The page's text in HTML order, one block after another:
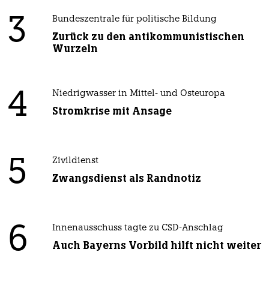
3 Bundeszentrale für politische Bildung
Zurück zu den antikommunistischen
Wurzeln
4 Niedrigwasser in Mittel- und Osteuropa
Stromkrise mit Ansage
5 Zivildienst
Zwangsdienst als Randnotiz
6 Innenausschuss tagte zu CSD-Anschlag
Auch Bayerns Vorbild hilft nicht weiter